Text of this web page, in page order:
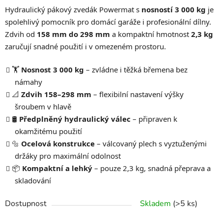
Hydraulický pákový zvedák Powermat s nosností 3 000 kg je
spolehlivý pomocník pro domácí garáže i profesionální dílny.
Zdvih od 158 mm do 298 mm a kompaktní hmotnost 2,3 kg
zaručují snadné použití i v omezeném prostoru.
🏋️ Nosnost 3 000 kg – zvládne i těžká břemena bez
námahy
📐 Zdvih 158–298 mm – flexibilní nastavení výšky
šroubem v hlavě
🛢️ Předplněný hydraulický válec – připraven k
okamžitému použití
🔩 Ocelová konstrukce – válcovaný plech s vyztuženými
držáky pro maximální odolnost
📦 Kompaktní a lehký – pouze 2,3 kg, snadná přeprava a
skladování
Dostupnost Skladem (>5 ks)